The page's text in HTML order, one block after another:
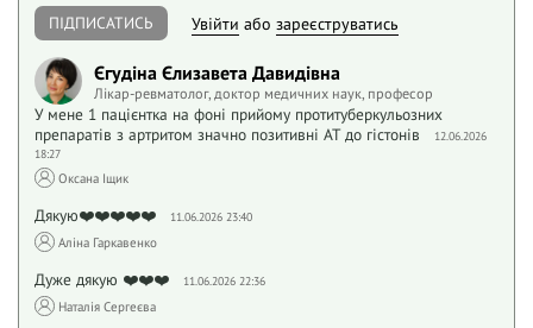
ПІДПИСАТИСЬ Увійти або зареєструватись
Єгудіна Єлизавета Давидівна
Лікар-ревматолог, доктор медичних наук, професор
У мене 1 пацієнтка на фоні прийому протитуберкульозних
препаратів з артритом значно позитивні АТ до гістонів
12.06.2026
18:27
Оксана Іщик
Дякую❤️❤️❤️❤️❤️ 11.06.2026 23:40
Аліна Гаркавенко
Дуже дякую ❤️❤️❤️ 11.06.2026 22:36
Наталія Сергеєва